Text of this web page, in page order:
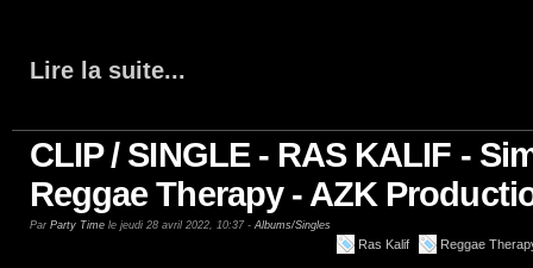
Lire la suite...
CLIP / SINGLE - RAS KALIF -
Reggae Therapy - AZK
Par Party Time le jeudi 28 avril 2022, 10:37 -Albums/Singles
Ras Kalif Reggae